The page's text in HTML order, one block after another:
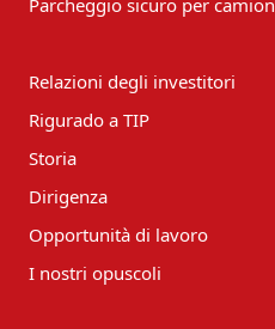
Parcheggio sicuro per camion
Relazioni degli investitori
Rigurado a TIP
Storia
Dirigenza
Opportunità di lavoro
I nostri opuscoli